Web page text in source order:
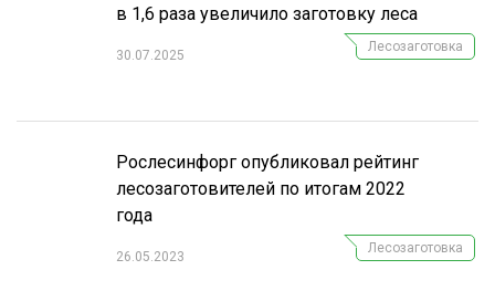
в 1,6 раза увеличило заготовку леса
30.07.2025
Лесозаготовка
Рослесинфорг опубликовал рейтинг
лесозаготовителей по итогам 2022
года
26.05.2023
Лесозаготовка